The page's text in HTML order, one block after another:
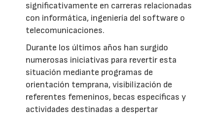
significativamente en carreras relacionadas
con informática, ingeniería del software o
telecomunicaciones.
Durante los últimos años han surgido
numerosas iniciativas para revertir esta
situación mediante programas de
orientación temprana, visibilización de
referentes femeninos, becas específicas y
actividades destinadas a despertar